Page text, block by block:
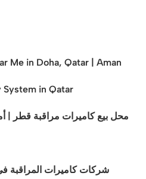
Me in Doha, Qatar | Aman
in Qatar
محل بيع كاميرات مراقبة قطر |
شركات كاميرات المراقبة